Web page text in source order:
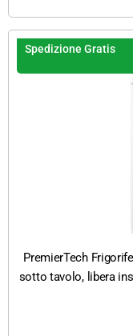
Spedizione Gratis
PremierTech
sotto tavolo, libera